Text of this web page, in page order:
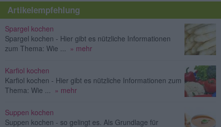
Artikelempfehlung
Spargel kochen
Spargel kochen - Hier gibt es nützliche Informationen
zum Thema: Wie ... » mehr
Karfiol kochen
Karfiol kochen - Hier gibt es nützliche Informationen zum
Thema: Wie ... » mehr
Suppen kochen
Suppen kochen - so gelingt es. Als Grundlage für